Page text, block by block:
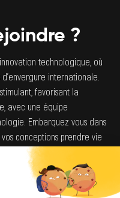
?
technologique, où
internationale.
favorisant la
avec une équipe
Embarquez vous dans
conceptions prendre vie